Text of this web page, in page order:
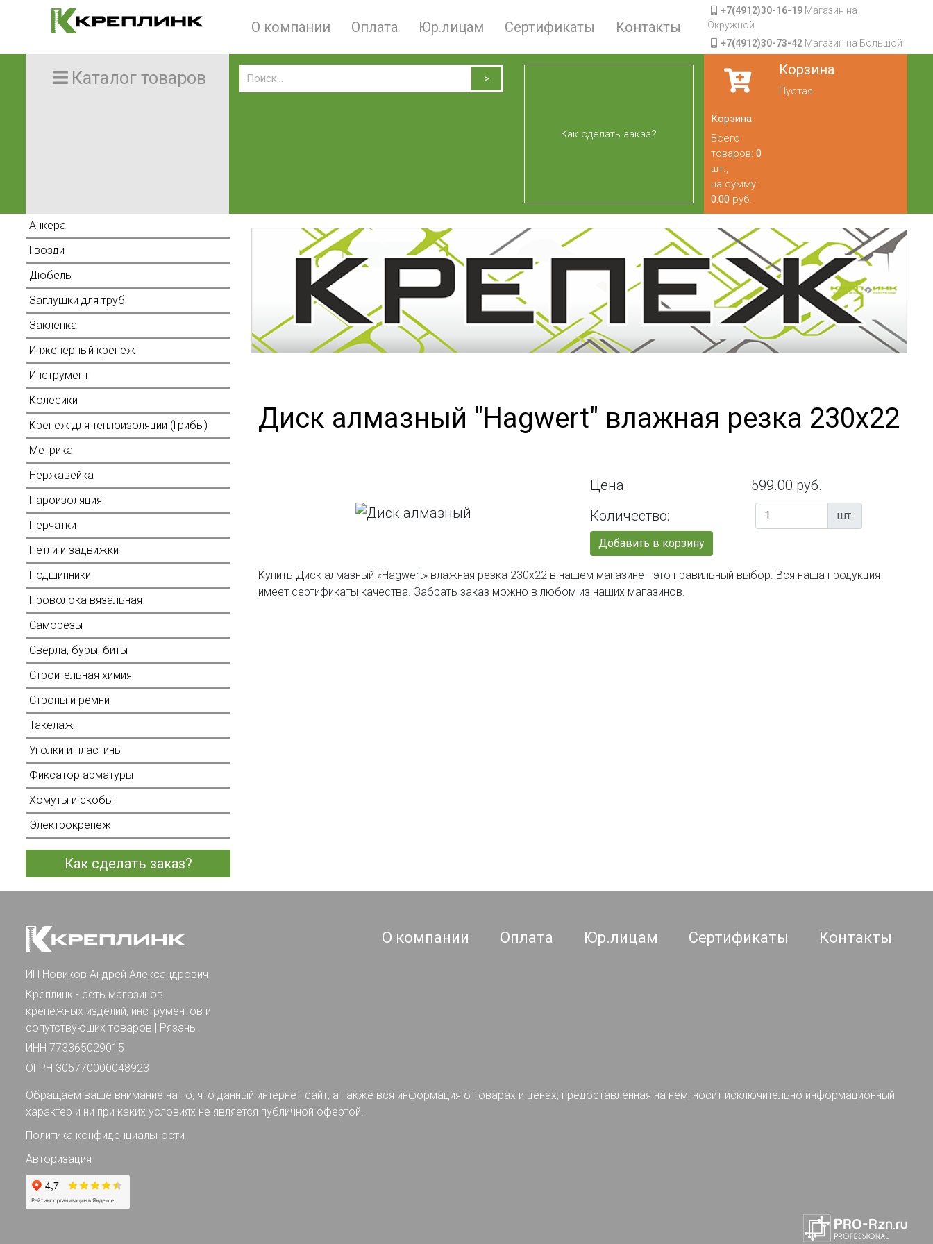
О компании Оплата Юр.лицам Сертификаты Контакты
+7(4912)30-16-19Магазин на
Окружной
+7(4912)30-73-42Магазин на Большой
Каталог товаров
Как сделать заказ?
Корзина
Пустая
Корзина
Всего
товаров: 0
шт.,
на сумму:
0.00 руб.
Анкера
Гвозди
Дюбель
Заглушки для труб
Заклепка
Инженерный крепеж
Инструмент
Колёсики
Крепеж для теплоизоляции (Грибы)
Метрика
Нержавейка
Пароизоляция
Перчатки
Петли и задвижки
Подшипники
Проволока вязальная
Саморезы
Сверла, буры, биты
Строительная химия
Стропы и ремни
Такелаж
Уголки и пластины
Фиксатор арматуры
Хомуты и скобы
Электрокрепеж
Как сделать заказ?
Диск алмазный "Hagwert" влажная резка 230х22
Цена:
599.00 руб.
Количество:
шт.
Добавить в корзину
Купить Диск алмазный «Hagwert» влажная резка 230х22 в нашем магазине - это правильный выбор. Вся наша продукция
имеет сертификаты качества. Забрать заказ можно в любом из наших магазинов.
ИП Новиков Андрей Александрович
Креплинк - сеть магазинов
крепежных изделий, инструментов и
сопутствующих товаров | Рязань
ИНН 773365029015
ОГРН 305770000048923
О компании Оплата Юр.лицам Сертификаты Контакты
Обращаем ваше внимание на то, что данный интернет-сайт, а также вся информация о товарах и ценах, предоставленная на нём, носит исключительно информационный
характер и ни при каких условиях не является публичной офертой.
Политика конфиденциальности
Авторизация